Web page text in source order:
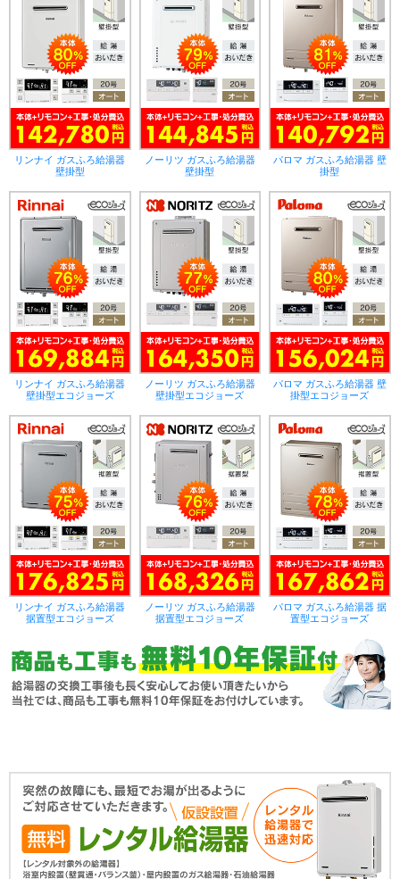
リンナイ ガスふろ給湯器
壁掛型
ノーリツ ガスふろ給湯器
壁掛型
パロマ ガスふろ給湯器 壁
掛型
リンナイ ガスふろ給湯器
壁掛型エコジョーズ
ノーリツ ガスふろ給湯器
壁掛型エコジョーズ
パロマ ガスふろ給湯器 壁
掛型エコジョーズ
リンナイ ガスふろ給湯器
据置型エコジョーズ
ノーリツ ガスふろ給湯器
据置型エコジョーズ
パロマ ガスふろ給湯器 据
置型エコジョーズ